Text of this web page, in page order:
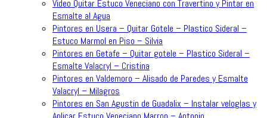
Video Quitar Estuco Veneciano con Travertino y Pintar en
Esmalte al Agua
Pintores en Usera – Quitar Gotele – Plastico Sideral –
Estuco Marmol en Piso – Silvia
Pintores en Getafe – Quitar gotele – Plastico Sideral –
Esmalte Valacryl – Cristina
Pintores en Valdemoro – Alisado de Paredes y Esmalte
Valacryl – Milagros
Pintores en San Agustin de Guadalix – Instalar veloglas y